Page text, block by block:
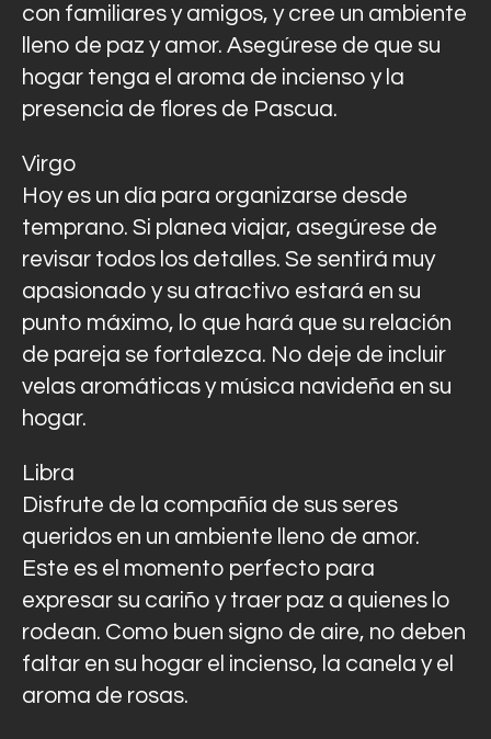
con familiares y amigos, y cree un ambiente
lleno de paz y amor. Asegúrese de que su
hogar tenga el aroma de incienso y la
presencia de flores de Pascua.
Virgo
Hoy es un día para organizarse desde
temprano. Si planea viajar, asegúrese de
revisar todos los detalles. Se sentirá muy
apasionado y su atractivo estará en su
punto máximo, lo que hará que su relación
de pareja se fortalezca. No deje de incluir
velas aromáticas y música navideña en su
hogar.
Libra
Disfrute de la compañía de sus seres
queridos en un ambiente lleno de amor.
Este es el momento perfecto para
expresar su cariño y traer paz a quienes lo
rodean. Como buen signo de aire, no deben
faltar en su hogar el incienso, la canela y el
aroma de rosas.